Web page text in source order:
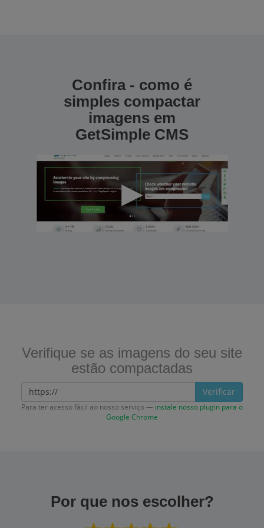
Confira - como é
simples compactar
imagens em
GetSimple CMS
Verifique se as imagens do seu site
estão compactadas
Verificar
Para ter acesso fácil ao nosso serviço — instale nosso plugin para o
Google Chrome
Por que nos escolher?